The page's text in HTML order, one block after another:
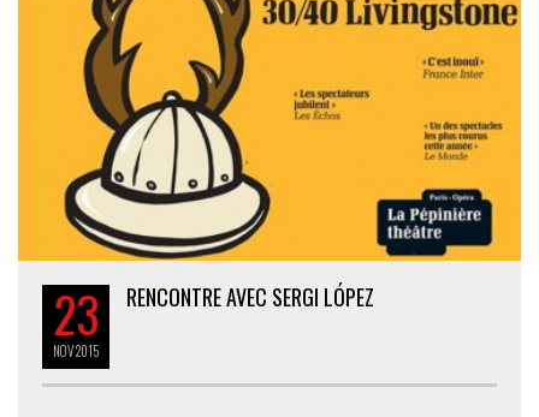
23
NOV2015
RENCONTRE AVEC SERGI LÓPEZ